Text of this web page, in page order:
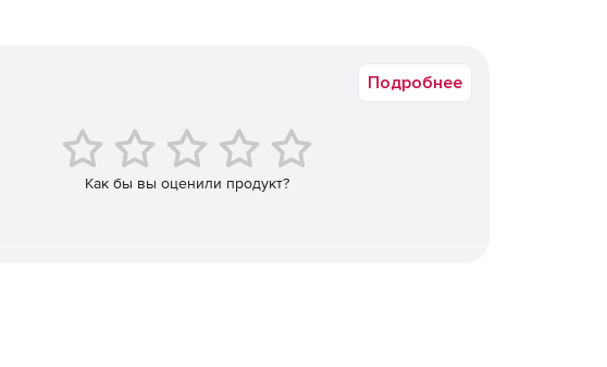
Подробнее
Как бы вы оценили продукт?